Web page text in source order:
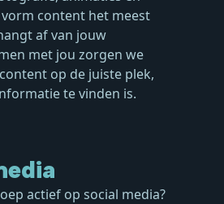
vorm content het meest
af van jouw
met jou zorgen we
op de juiste plek,
te vinden is.
actief op social media?